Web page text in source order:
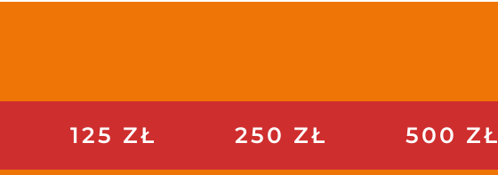
125 ZŁ 250 ZŁ 500 ZŁ